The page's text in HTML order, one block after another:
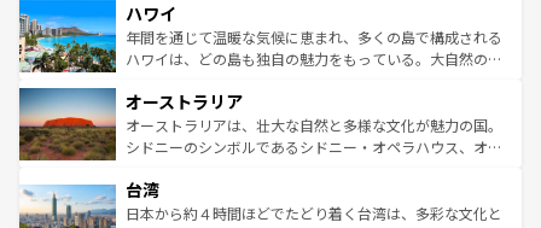
ば市内交通費無料で観光を楽しむこともできる。 なお、新
着のスイス情報はコンテンツ一覧 を参照してほしい。
のような巨大都市は、観光、ショッピング、エンターテイ
ンメントが詰まった刺激的なスポットだ。一方、アメリカ
西部には大自然が広がり、グランドキャニオンやイエロー
部のニューオーリンズでは、音楽と美食が融合した独特の
文化が魅力。旅行者はアメリカの各地域で異なる魅力を楽
しみながら、その多様性と豊かな歴史を感じることができ
ならではの贅沢な旅のスタイルだ。 なお、新着のアメリカ
情報はコンテンツ一覧を参照してほしい。
ハワイ
年間を通じて温暖な気候に恵まれ、多くの島で構成される
ハワイは、どの島も独自の魅力をもっている。大自然の神
ワイ島は見逃せない。また、定番の観光地といえばオアフ
島だが、静かな自然を求めるならマウイ島やカウアイ島が
おすすめ。エメラルドグリーンに輝く海をはじめ、豊かな
れるおもてなしの心で訪れる人々を迎えてくれるハワイの
人々、おいしいローカルフードやハワイアンミュージッ
オーストラリア
オーストラリアは、壮大な自然と多様な文化が魅力の国。
シドニーのシンボルであるシドニー・オペラハウス、オー
リアリーフや大陸中央部にそびえるウルル（エアーズロッ
ク）、タスマニアの美しい原生林やケアンズの熱帯雨林な
台湾
日本から約４時間ほどでたどり着く台湾は、多彩な文化と